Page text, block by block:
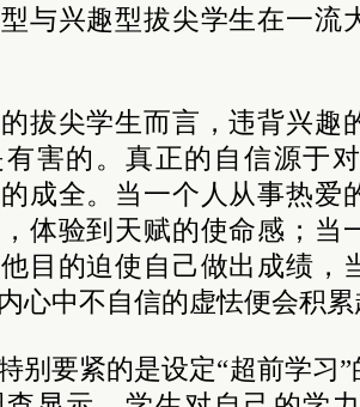
与兴趣型拔尖学生在一流
拔尖学生而言，违背兴趣
害的。真正的自信源于
成全。当一个人从事热爱
体验到天赋的使命感；当
目的迫使自己做出成绩，
心中不自信的虚怯便会积
别要紧的是设定“超前学习